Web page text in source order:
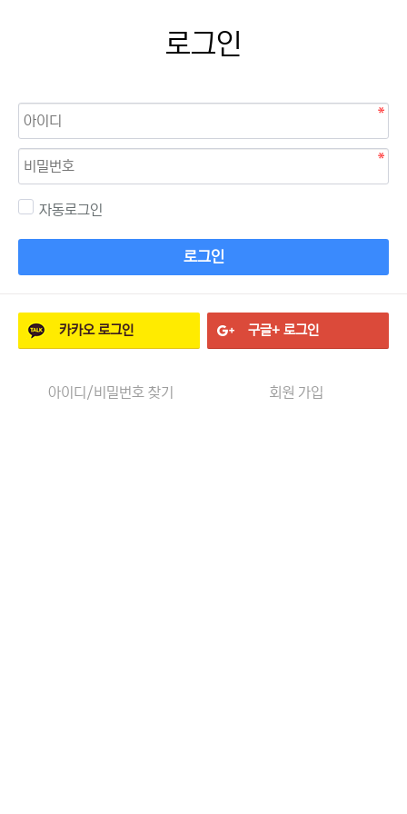
로그인
자동로그인
로그인
카카오로그인 구글+ 로그인
아이디/비밀번호 찾기 회원 가입